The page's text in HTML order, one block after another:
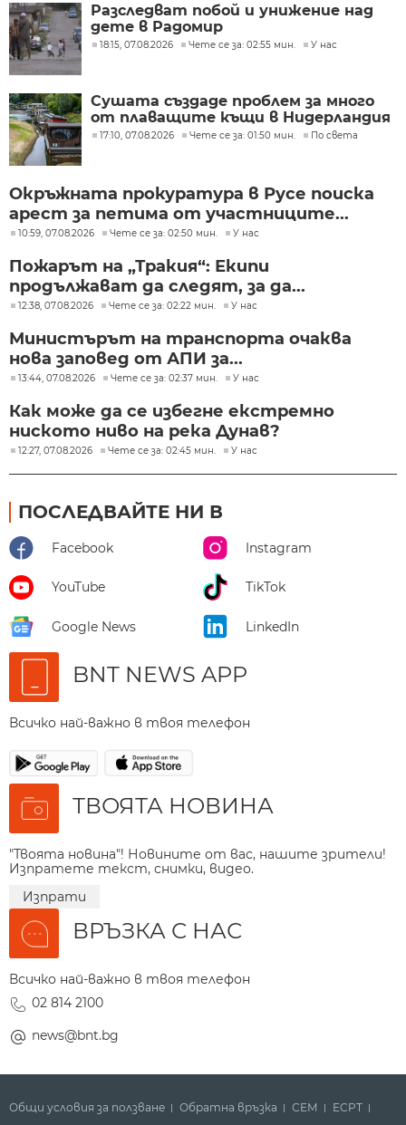
Разследват побой и унижение над
дете в Радомир
18:15, 07.08.2026 Чете се за: 02:55 мин. У нас
Сушата създаде проблем за много
от плаващите къщи в Нидерландия
17:10, 07.08.2026 Чете се за: 01:50 мин. По света
Окръжната прокуратура в Русе поиска
арест за петима от участниците...
10:59, 07.08.2026 Чете се за: 02:50 мин. У нас
Пожарът на „Тракия“: Екипи
продължават да следят, за да...
12:38, 07.08.2026 Чете се за: 02:22 мин. У нас
Министърът на транспорта очаква
нова заповед от АПИ за...
13:44, 07.08.2026 Чете се за: 02:37 мин. У нас
Как може да се избегне екстремно
ниското ниво на река Дунав?
12:27, 07.08.2026 Чете се за: 02:45 мин. У нас
ПОСЛЕДВАЙТЕ НИ В
Facebook Instagram
YouTube TikTok
Google News LinkedIn
BNT NEWS APP
Всичко най-важно в твоя телефон
ТВОЯТА НОВИНА
"Твоята новина"! Новините от вас, нашите зрители!
Изпратете текст, снимки, видео.
Изпрати
ВРЪЗКА С НАС
Всичко най-важно в твоя телефон
02 814 2100
news@bnt.bg
Общи условия за ползване Обратна връзка СЕМ ECPT